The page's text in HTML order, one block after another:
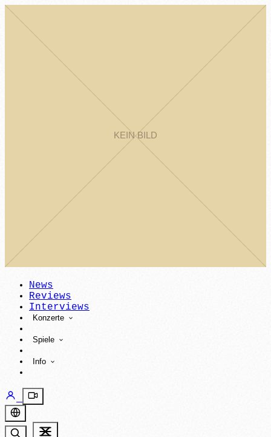
News
Reviews
Interviews
Konzerte
Spiele
Info